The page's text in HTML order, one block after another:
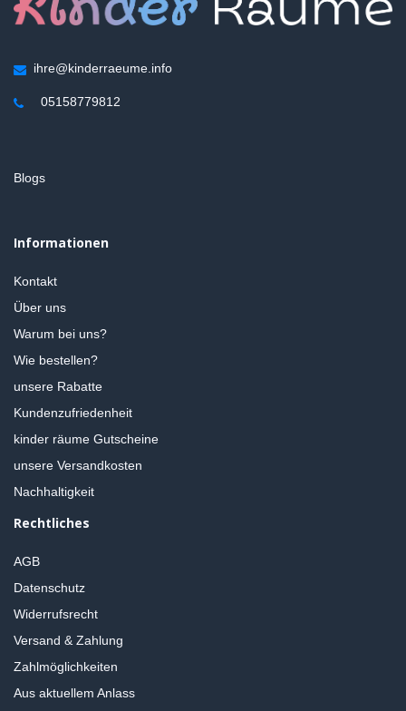
ihre@kinderraeume.info
05158779812
Blogs
Informationen
Kontakt
Über uns
Warum bei uns?
Wie bestellen?
unsere Rabatte
Kundenzufriedenheit
kinder räume Gutscheine
unsere Versandkosten
Nachhaltigkeit
Rechtliches
AGB
Datenschutz
Widerrufsrecht
Versand & Zahlung
Zahlmöglichkeiten
Aus aktuellem Anlass